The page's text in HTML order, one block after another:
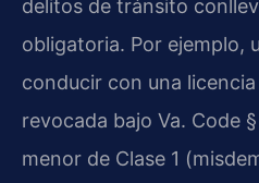
delitos de tránsito
obligatoria. Por ejemplo,
conducir con una
revocada bajo Va. Code
menor de Clase 1